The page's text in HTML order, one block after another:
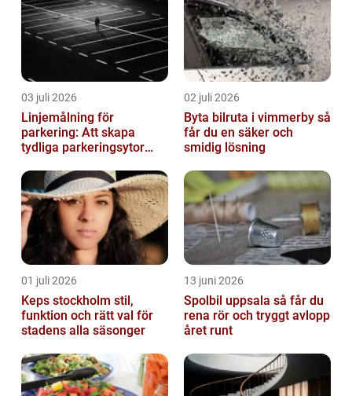
03 juli 2026
Linjemålning för
parkering: Att skapa
tydliga parkeringsytor
parkeringslinjer
02 juli 2026
Byta bilruta i vimmerby så
får du en säker och
smidig lösning
01 juli 2026
Keps stockholm stil,
funktion och rätt val för
stadens alla säsonger
13 juni 2026
Spolbil uppsala så får du
rena rör och tryggt avlopp
året runt